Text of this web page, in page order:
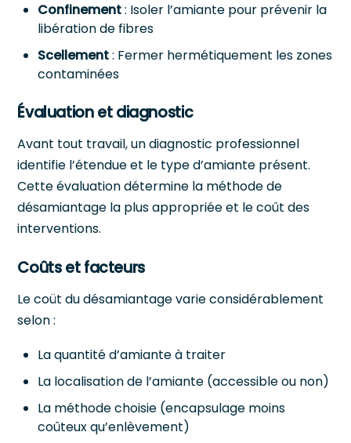
Confinement: Isoler l’amiante pour prévenir la
libération de fibres
Scellement: Fermer hermétiquement les zones
contaminées
Évaluation et diagnostic
Avant tout travail, un diagnostic professionnel
identifie l’étendue et le type d’amiante présent.
Cette évaluation détermine la méthode de
désamiantage la plus appropriée et le coût des
interventions.
Coûts et facteurs
Le coüt du désamiantage varie considérablement
selon :
La quantité d’amiante à traiter
La localisation de l’amiante (accessible ou non)
La méthode choisie (encapsulage moins
coûteux qu’enlèvement)